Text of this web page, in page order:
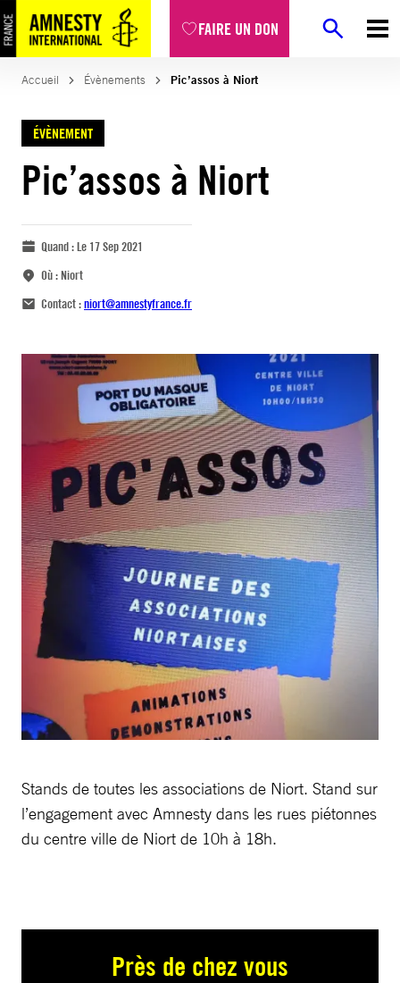
FAIRE UN DON
Accueil Évènements Pic’assos à Niort
ÉVÈNEMENT
Pic’assos à Niort
Quand :Le 17 Sep 2021
Où :Niort
Contact :niort@amnestyfrance.fr
Stands de toutes les associations de Niort. Stand sur
l’engagement avec Amnesty dans les rues piétonnes
du centre ville de Niort de 10h à 18h.
Près de chez vous